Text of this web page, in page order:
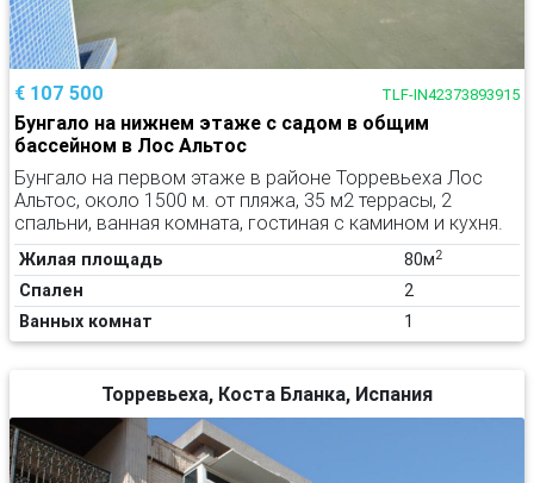
€ 107 500 TLF-IN42373893915
Бунгало на нижнем этаже с садом в общим
бассейном в Лос Альтос
Бунгало на первом этаже в районе Торревьеха Лос
Альтос, около 1500 м. от пляжа, 35 м2 террасы, 2
спальни, ванная комната, гостиная с камином и кухня.
Жилая площадь 80м2
Спален
2
Ванных комнат
1
Торревьеха, Коста Бланка, Испания